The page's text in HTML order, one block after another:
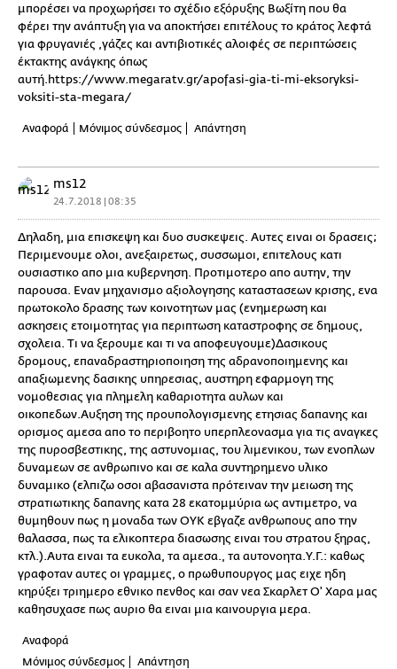
μπορέσει να προχωρήσει το σχέδιο εξόρυξης Βωξίτη που θα
φέρει την ανάπτυξη για να αποκτήσει επιτέλους το κράτος λεφτά
για φρυγανιές ,γάζες και αντιβιοτικές αλοιφές σε περιπτώσεις
έκτακτης ανάγκης όπως
αυτή.https://www.megaratv.gr/apofasi-gia-ti-mi-eksoryksi-
voksiti-sta-megara/
Αναφορά Μόνιμος σύνδεσμος Απάντηση
ms12
24.7.2018 | 08:35
Δηλαδη, μια επισκεψη και δυο συσκεψεις. Αυτες ειναι οι δρασεις;
Περιμενουμε ολοι, ανεξαιρετως, συσσωμοι, επιτελους κατι
ουσιαστικο απο μια κυβερνηση. Προτιμοτερο απο αυτην, την
παρουσα. Εναν μηχανισμο αξιολογησης καταστασεων κρισης, ενα
πρωτοκολο δρασης των κοινοτητων μας (ενημερωση και
ασκησεις ετοιμοτητας για περιπτωση καταστροφης σε δημους,
σχολεια. Τι να ξερουμε και τι να αποφευγουμε)Δασικους
δρομους, επαναδραστηριοποιηση της αδρανοποιημενης και
απαξιωμενης δασικης υπηρεσιας, αυστηρη εφαρμογη της
νομοθεσιας για πλημελη καθαριοτητα αυλων και
οικοπεδων.Αυξηση της προυπολογισμενης ετησιας δαπανης και
ορισμος αμεσα απο το περιβοητο υπερπλεονασμα για τις αναγκες
της πυροσβεστικης, της αστυνομιας, του λιμενικου, των ενοπλων
δυναμεων σε ανθρωπινο και σε καλα συντηρημενο υλικο
δυναμικο (ελπιζω οσοι αβασανιστα πρότειναν την μειωση της
στρατιωτικης δαπανης κατα 28 εκατομμύρια ως αντιμετρο, να
θυμηθουν πως η μοναδα των ΟΥΚ εβγαζε ανθρωπους απο την
θαλασσα, πως τα ελικοπτερα διασωσης ειναι του στρατου ξηρας,
κτλ.).Αυτα ειναι τα ευκολα, τα αμεσα., τα αυτονοητα.Υ.Γ.: καθως
γραφοταν αυτες οι γραμμες, ο πρωθυπουργος μας ειχε ηδη
κηρύξει τριημερο εθνικο πενθος και σαν νεα Σκαρλετ Ο' Χαρα μας
καθησυχασε πως αυριο θα ειναι μια καινουργια μερα.
Αναφορά
Μόνιμος σύνδεσμος
Απάντηση